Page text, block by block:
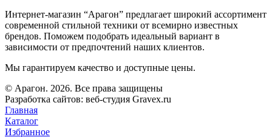
Интернет-магазин “Арагон” предлагает широкий ассортимент
современной стильной техники от всемирно известных
брендов. Поможем подобрать идеальный вариант в
зависимости от предпочтений наших клиентов.
Мы гарантируем качество и доступные цены.
© Арагон. 2026. Все права защищены
Разработка сайтов: веб-студия Gravex.ru
Главная
Каталог
Избранное